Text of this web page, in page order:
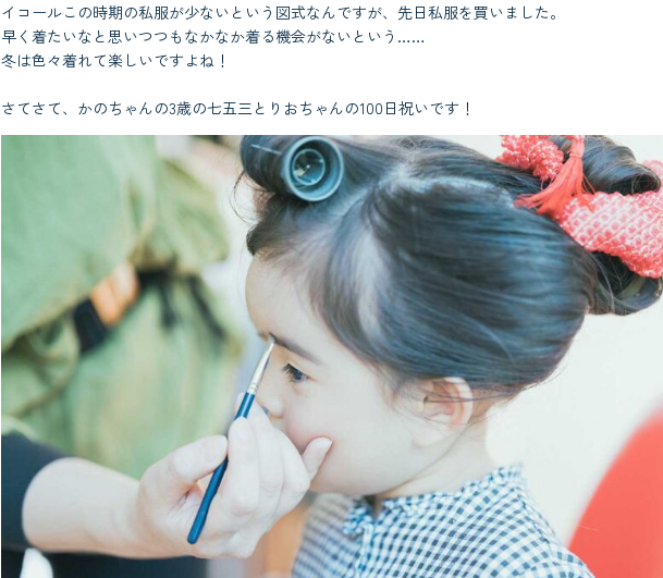
イコールこの時期の私服が少ないという図式なんですが、先日私服を買いました。
早く着たいなと思いつつもなかなか着る機会がないという……
冬は色々着れて楽しいですよね！
さてさて、かのちゃんの3歳の七五三とりおちゃんの100日祝いです！